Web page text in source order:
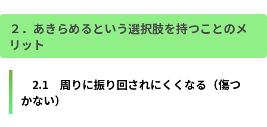
２．あきらめるという選択肢を持つことのメ
リット
2.1 周りに振り回されにくくなる（傷つ
かない）